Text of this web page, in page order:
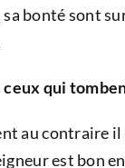
bonté sont
qui
au contraire
est bon